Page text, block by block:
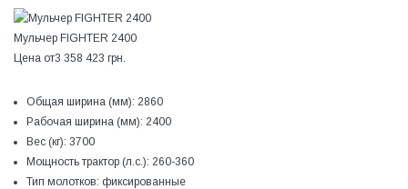
Мульчер FIGHTER 2400
Цена от3 358 423 грн.
Общая ширина (мм): 2860
Рабочая ширина (мм): 2400
Вес (кг): 3700
Мощность трактор (л.с.): 260-360
Тип молотков: фиксированные